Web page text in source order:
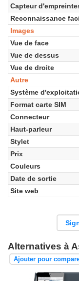
Capteur
Reconnaissance
Images
Vue de face
Vue de dessus
Vue de droite
Autre
Système
Format carte SIM
Connecteur
Haut-parleur
Stylet
Prix
Couleurs
Date de sortie
Site web
Alternatives à
Ajouter pour